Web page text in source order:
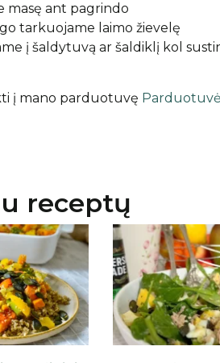
masę ant pagrindo
tarkuojame laimo žievelę
į šaldytuvą ar šaldiklį kol
į mano parduotuvę Parduotuvė
receptų